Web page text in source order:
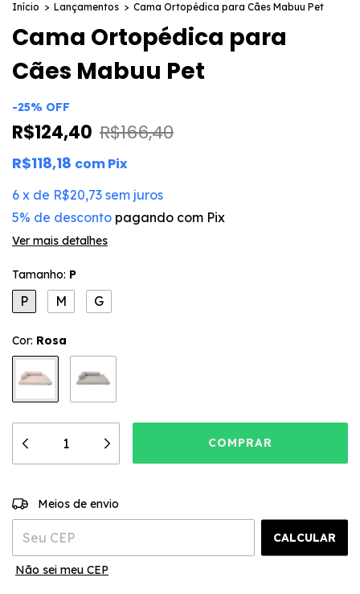
Início > Lançamentos > Cama Ortopédica para Cães Mabuu Pet
Cama Ortopédica para
Cães Mabuu Pet
-25% OFF
R$124,40 R$166,40
R$118,18 comPix
6 x de R$20,73 sem juros
5% de desconto pagando com Pix
Ver mais detalhes
Tamanho: P
P M G
Cor: Rosa
Entregas para o CEP:
Meios de envio
CALCULAR
Não sei meu CEP